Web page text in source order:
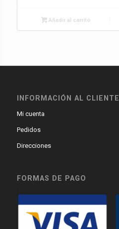
Añadir al carrito
INFORMACIÓN AL CLIENTE
Mi cuenta
Pedidos
Direcciones
FORMAS DE PAGO